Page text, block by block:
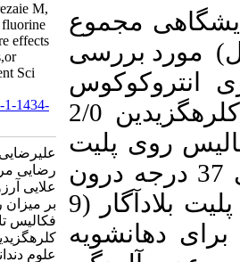
فکالیس بین دو دهانشویه فلورین توتال و کلرهگزیدین 2/0
درون
انکوباتور گذاشته شد. سپس باکتری روی 18 پلیت بلادآگار (9
alirezae S, farokhnia T, rezaie M,
zeraati N, alaee A. Does fluorine
total mouthwash has more effects
on Enterococcus faecalis,or
chlorhexidine?. J Res Dent Sci
2023; 20 (4) :189-195
URL:http://jrds.ir/article-1-1434-
علیرضایی سمیه، فرخ نیا ترانه،
رضایی مریم، زراعتی نفیسه،
علایی آرزو. دهانشویه فلورین‌توتال
بر میزان رشد انتروکوکوس
فکالیس تاثیر بیشتری دارد یا
کلرهگزیدین؟. مجله تحقیق در
علوم دندانپزشکی. ۱۴۰۲; ۲۰ (۴)